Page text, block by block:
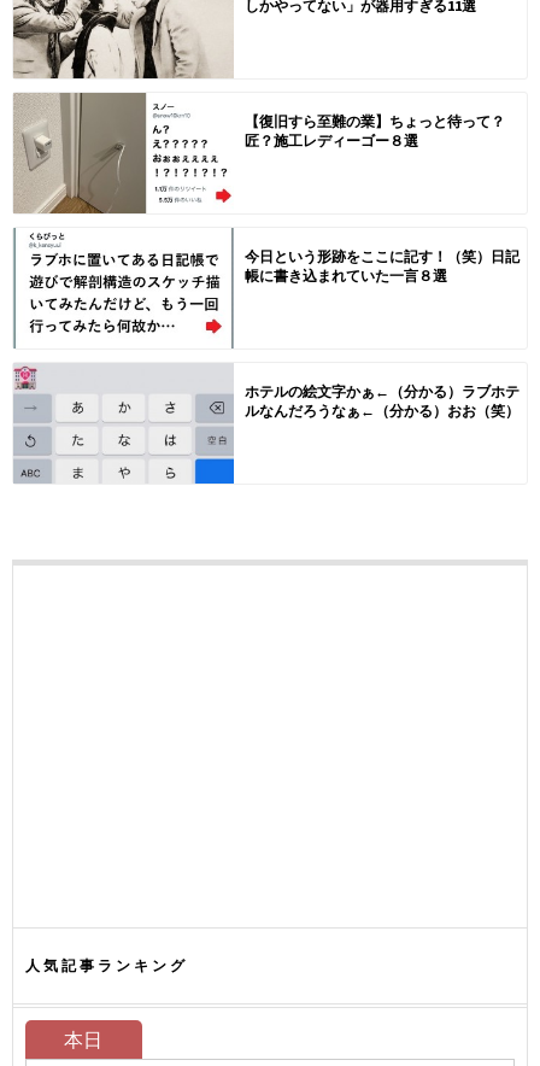
しかやってない」が器用すぎる11選
【復旧すら至難の業】ちょっと待って？
匠？施工レディーゴー８選
今日という形跡をここに記す！（笑）日記
帳に書き込まれていた一言８選
ホテルの絵文字かぁ←（分かる）ラブホテ
ルなんだろうなぁ←（分かる）おお（笑）
人気記事ランキング
本日